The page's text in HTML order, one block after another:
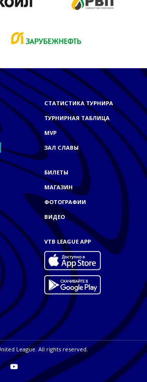
СТАТИСТИКА ТУРНИРА
ТУРНИРНАЯ ТАБЛИЦА
MVP
ЗАЛ СЛАВЫ
БИЛЕТЫ
МАГАЗИН
ФОТОГРАФИИ
ВИДЕО
VTB LEAGUE APP
League. All rights reserved.